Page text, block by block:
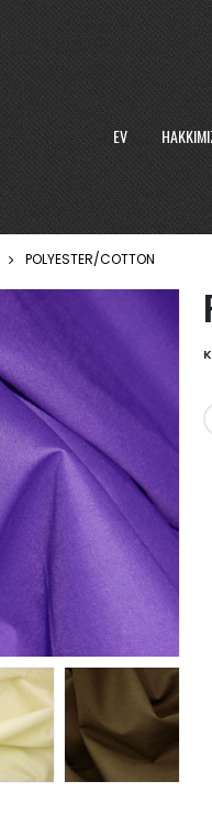
EV
POLYESTER/COTTON